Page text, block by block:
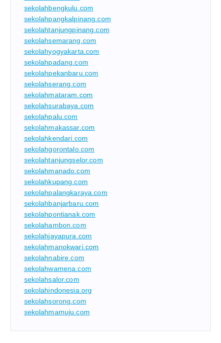
sekolahbengkulu.com
sekolahpangkalpinang.com
sekolahtanjungpinang.com
sekolahsemarang.com
sekolahyogyakarta.com
sekolahpadang.com
sekolahpekanbaru.com
sekolahserang.com
sekolahmataram.com
sekolahsurabaya.com
sekolahpalu.com
sekolahmakassar.com
sekolahkendari.com
sekolahgorontalo.com
sekolahtanjungselor.com
sekolahmanado.com
sekolahkupang.com
sekolahpalangkaraya.com
sekolahbanjarbaru.com
sekolahpontianak.com
sekolahambon.com
sekolahjayapura.com
sekolahmanokwari.com
sekolahnabire.com
sekolahwamena.com
sekolahsalor.com
sekolahindonesia.org
sekolahsorong.com
sekolahmamuju.com